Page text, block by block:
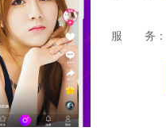
服 务：